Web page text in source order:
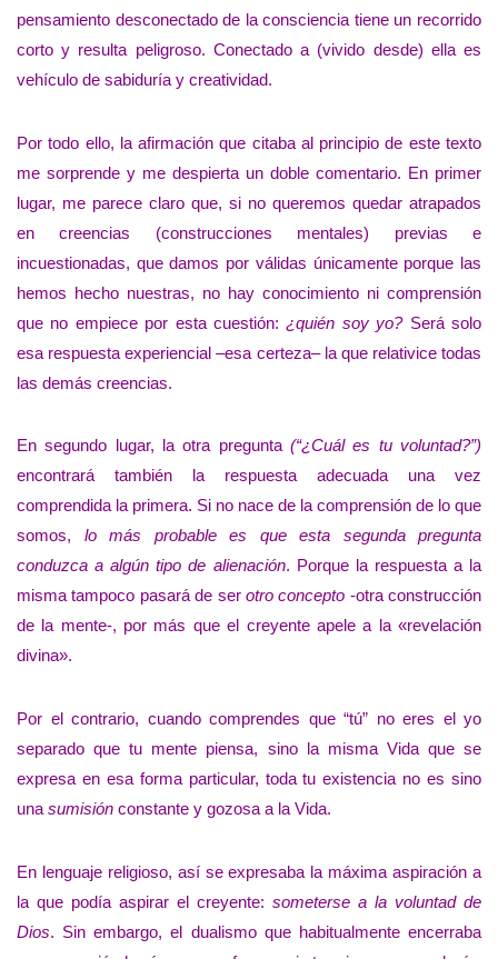
pensamiento desconectado de la consciencia tiene un recorrido
corto y resulta peligroso. Conectado a (vivido desde) ella es
vehículo de sabiduría y creatividad.
Por todo ello, la afirmación que citaba al principio de este texto
me sorprende y me despierta un doble comentario. En primer
lugar, me parece claro que, si no queremos quedar atrapados
en creencias (construcciones mentales) previas e
incuestionadas, que damos por válidas únicamente porque las
hemos hecho nuestras, no hay conocimiento ni comprensión
que no empiece por esta cuestión:¿quién soy yo?Será solo
esa respuesta experiencial –esa certeza– la que relativice todas
las demás creencias.
En segundo lugar, la otra pregunta (“¿Cuál es tu voluntad?”)
encontrará también la respuesta adecuada una vez
comprendida la primera. Si no nace de la comprensión de lo que
somos, lo más probable es que esta segunda pregunta
conduzca a algún tipo de alienación. Porque la respuesta a la
misma tampoco pasará de ser otro concepto -otra construcción
de la mente-, por más que el creyente apele a la «revelación
divina».
Por el contrario, cuando comprendes que “tú” no eres el yo
separado que tu mente piensa, sino la misma Vida que se
expresa en esa forma particular, toda tu existencia no es sino
una sumisión constante y gozosa a la Vida.
En lenguaje religioso, así se expresaba la máxima aspiración a
la que podía aspirar el creyente: someterse a la voluntad de
Dios. Sin embargo, el dualismo que habitualmente encerraba